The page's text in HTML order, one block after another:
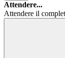
Attendere...
Attendere il